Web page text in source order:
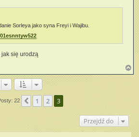
Sorleya jako syna Freyi i Wajibu.
się urodzą
a
22 Poprzednia
1 2 3
Przejdź do